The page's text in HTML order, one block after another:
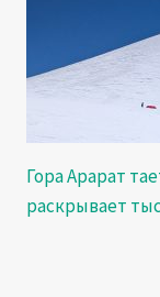
Гора Арарат
раскрывает